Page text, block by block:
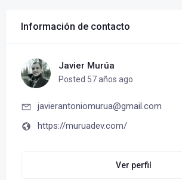
Información de contacto
Javier Murúa
Posted 57 años ago
javierantoniomurua@gmail.com
https://muruadev.com/
Ver perfil